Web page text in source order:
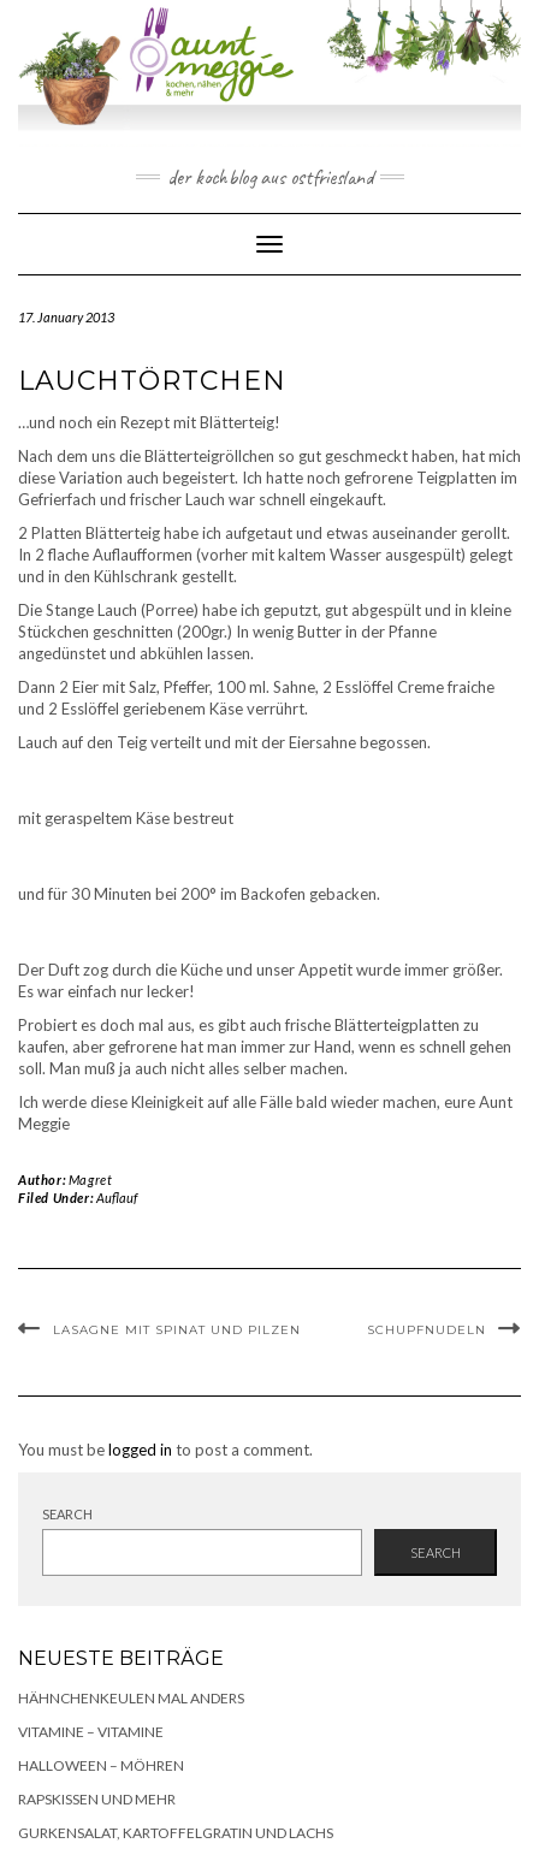
content
der kochblog aus ostfriesland
Toggle Navigation
17. January 2013
LAUCHTÖRTCHEN
…und noch ein Rezept mit Blätterteig!
Nach dem uns die Blätterteigröllchen so gut geschmeckt haben, hat mich
diese Variation auch begeistert. Ich hatte noch gefrorene Teigplatten im
Gefrierfach und frischer Lauch war schnell eingekauft.
2 Platten Blätterteig habe ich aufgetaut und etwas auseinander gerollt.
In 2 flache Auflaufformen (vorher mit kaltem Wasser ausgespült) gelegt
und in den Kühlschrank gestellt.
Die Stange Lauch (Porree) habe ich geputzt, gut abgespült und in kleine
Stückchen geschnitten (200gr.) In wenig Butter in der Pfanne
angedünstet und abkühlen lassen.
Dann 2 Eier mit Salz, Pfeffer, 100 ml. Sahne, 2 Esslöffel Creme fraiche
und 2 Esslöffel geriebenem Käse verrührt.
Lauch auf den Teig verteilt und mit der Eiersahne begossen.
mit geraspeltem Käse bestreut
und für 30 Minuten bei 200° im Backofen gebacken.
Der Duft zog durch die Küche und unser Appetit wurde immer größer.
Es war einfach nur lecker!
Probiert es doch mal aus, es gibt auch frische Blätterteigplatten zu
kaufen, aber gefrorene hat man immer zur Hand, wenn es schnell gehen
soll. Man muß ja auch nicht alles selber machen.
Ich werde diese Kleinigkeit auf alle Fälle bald wieder machen, eure Aunt
Meggie
Author:Magret
Filed Under:Auflauf
LASAGNE MIT SPINAT UND PILZEN SCHUPFNUDELN
You must belogged in to post a comment.
SEARCH
SEARCH
NEUESTE BEITRÄGE
HÄHNCHENKEULEN MAL ANDERS
VITAMINE – VITAMINE
HALLOWEEN – MÖHREN
RAPSKISSEN UND MEHR
GURKENSALAT, KARTOFFELGRATIN UND LACHS